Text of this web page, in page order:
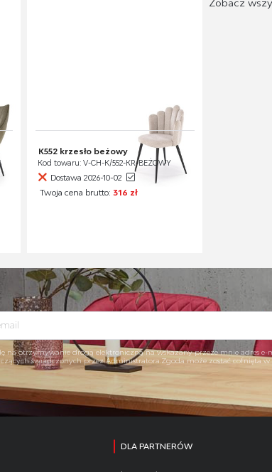
K552 krzesło beżowy
Kod towaru: V-CH-K/552-KR-BEŻOWY
Dostawa 2026-10-02
Twoja cena brutto: 316 zł
Zobacz
na otrzymywanie drogą elektroniczną na wskazany przeze mnie adres e-
świadczonych przez Administratora.Zgoda może zostać cofnięta
DLA PARTNERÓW